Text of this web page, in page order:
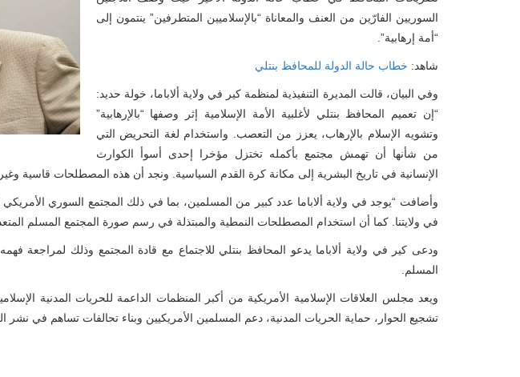
السوريين الفارّين من العنف والمعاناة “بالإسلاميين المتطرفين” ينتمون إلى
“أمة إرهابية”.
شاهد: خطاب حالة الدولة للمحافظ بنتلي
وفي البيان، قالت المديرة التنفيذية لمنظمة كير في ولاية ألاباما، خولة حديد:
“إن تعميم المحافظ بنتلي لأغلبية الأمة الإسلامية إثر وصفها “بالإرهابية”
وتشويه الإسلام بالإرهاب، يعزز من التعصب. واستخدام لغة التحريض التي
من شأنها أن تهمش مجتمع بأكمله تختزل مؤخرا إحدى أسوأ الكوارث
الإنسانية في تاريخ البشرية إلى مكانة كرة القدم السياسية. ونجد أن هذه المصطلحات قاسية
وأضافت “يوجد في ولاية ألاباما عدد كبير من المسلمين، بما في ذلك المجتمع السوري
في ولايتنا. كما أن استخدام المصطلحات النمطية والمبتذلة في رسم صورة المجتمع المسلم
ودعى كير في ولاية ألاباما يدعو المحافظ بنتلي للاجتماع مع قادة المجتمع وذلك لمراجعة
المسلم.
ويعد مجلس العلاقات الإسلامية الأمريكية من أكبر المنظمات الداعمة للحريات المدنية
تشجيع الحوار، حماية الحريات المدنية، دعم المسلمين الأمريكيين وبناء تحالفات تساهم في نشر